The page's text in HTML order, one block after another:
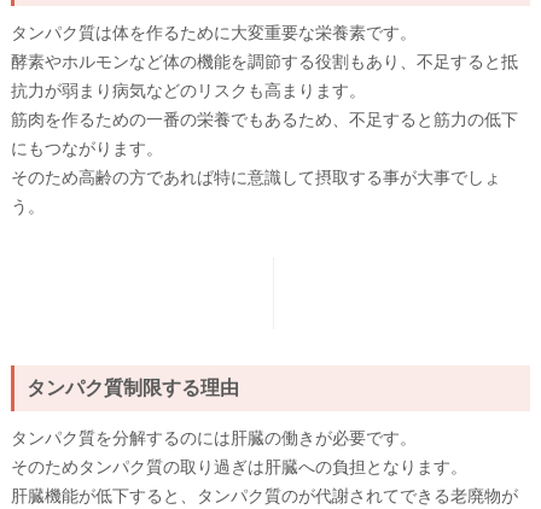
タンパク質は体を作るために大変重要な栄養素です。
酵素やホルモンなど体の機能を調節する役割もあり、不足すると抵
抗力が弱まり病気などのリスクも高まります。
筋肉を作るための一番の栄養でもあるため、不足すると筋力の低下
にもつながります。
そのため高齢の方であれば特に意識して摂取する事が大事でしょ
う。
タンパク質制限する理由
タンパク質を分解するのには肝臓の働きが必要です。
そのためタンパク質の取り過ぎは肝臓への負担となります。
肝臓機能が低下すると、タンパク質のが代謝されてできる老廃物が